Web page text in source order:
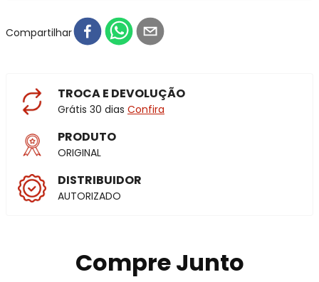
Compartilhar
TROCA E DEVOLUÇÃO
Grátis 30 dias Confira
PRODUTO
ORIGINAL
DISTRIBUIDOR
AUTORIZADO
Compre Junto